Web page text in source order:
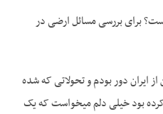
برای بررسی مسائل ارضی در
ایران دور بودم و تحولاتی که شده
کرده بود خیلی دلم می­خواست که یک